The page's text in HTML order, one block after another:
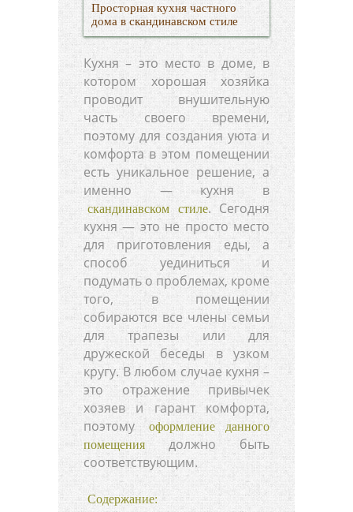
Просторная кухня частного
дома в скандинавском стиле
Кухня – это место в доме, в
котором хорошая хозяйка
проводит внушительную
часть своего времени,
поэтому для создания уюта и
комфорта в этом помещении
есть уникальное решение, а
именно — кухня в
скандинавском стиле. Сегодня
кухня — это не просто место
для приготовления еды, а
способ уединиться и
подумать о проблемах, кроме
того, в помещении
собираются все члены семьи
для трапезы или для
дружеской беседы в узком
кругу. В любом случае кухня –
это отражение привычек
хозяев и гарант комфорта,
поэтому оформление данного
помещения
должно быть
соответствующим.
Содержание: